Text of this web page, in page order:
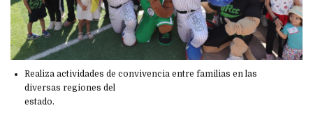
Realiza actividades de convivencia entre familias en las
diversas regiones del
estado.